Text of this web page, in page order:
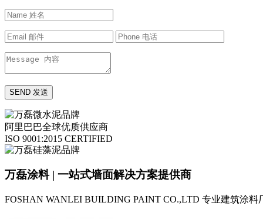
阿里巴巴全球优质供应商
ISO 9001:2015 CERTIFIED
万磊涂料 | 一站式墙面解决方案提供商
FOSHAN WANLEI BUILDING PAINT CO.,LTD 专业建筑涂料